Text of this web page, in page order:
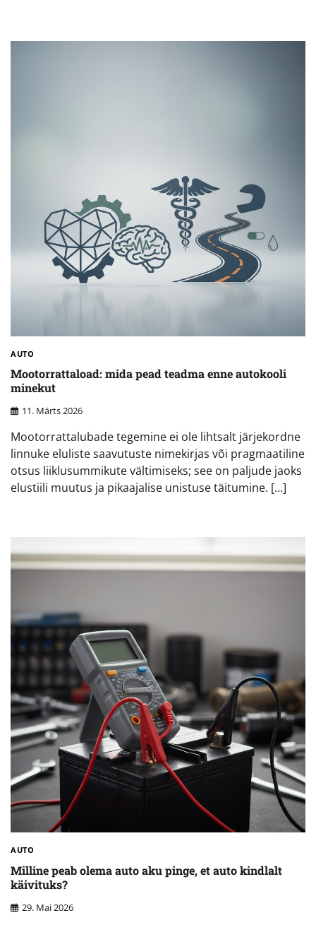
AUTO
Mootorrattaload: mida pead teadma enne autokooli
minekut
11. Märts 2026
Mootorrattalubade tegemine ei ole lihtsalt järjekordne
linnuke eluliste saavutuste nimekirjas või pragmaatiline
otsus liiklusummikute vältimiseks; see on paljude jaoks
elustiili muutus ja pikaajalise unistuse täitumine. […]
AUTO
Milline peab olema auto aku pinge, et auto kindlalt
käivituks?
29. Mai 2026